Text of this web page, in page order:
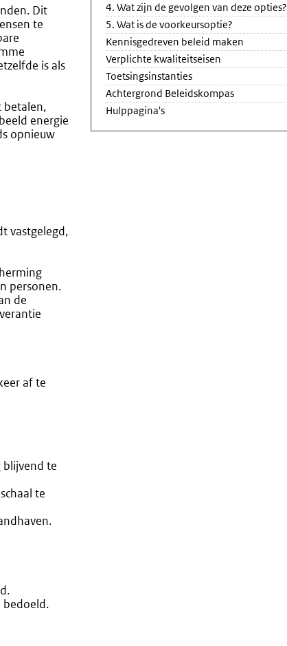
Dit
te
is als
betalen,
energie
opnieuw
vastgelegd,
personen.
de
af te
blijvend te
te
bedoeld.
4. Wat zijn de gevolgen van deze opties?
5. Wat is de voorkeursoptie?
Kennisgedreven beleid maken
Verplichte kwaliteitseisen
Toetsingsinstanties
Achtergrond Beleidskompas
Hulppagina's